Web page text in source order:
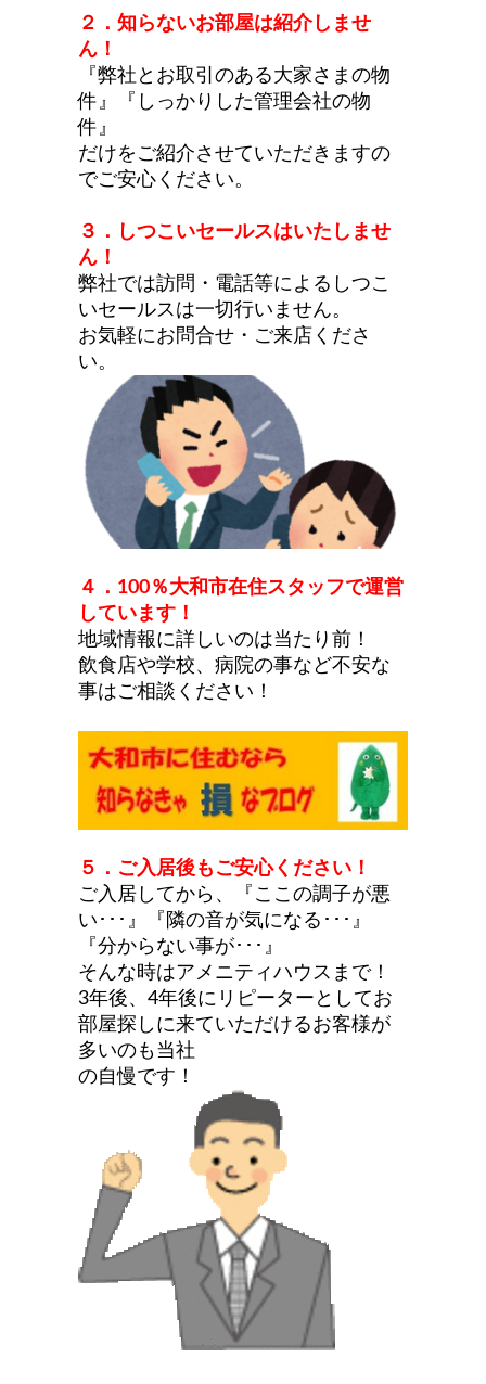
２．知らないお部屋は紹介しませ
ん！
『弊社とお取引のある大家さまの物
件』『しっかりした管理会社の物
件』
だけをご紹介させていただきますの
でご安心ください。
３．しつこいセールスはいたしませ
ん！
弊社では訪問・電話等によるしつこ
いセールスは一切行いません。
お気軽にお問合せ・ご来店くださ
い。
４． 100％大和市在住スタッフで運営
しています！
地域情報に詳しいのは当たり前！
飲食店や学校、病院の事など不安な
事はご相談ください！
５．ご入居後もご安心ください！
ご入居してから、『ここの調子が悪
い･･･』『隣の音が気になる･･･』
『分からない事が･･･』
そんな時はアメニティハウスまで！
3年後、 4年後にリピーターとしてお
部屋探しに来ていただけるお客様が
多いのも当社
の自慢です！